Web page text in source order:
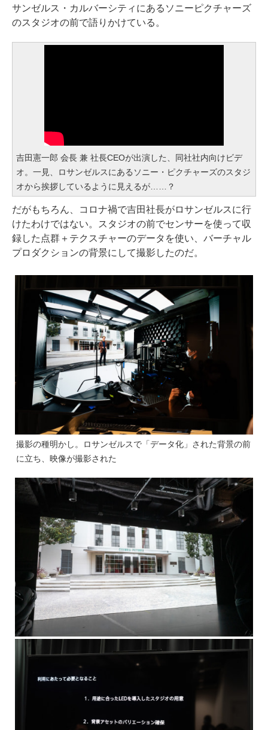
サンゼルス・カルバーシティにあるソニーピクチャーズ
のスタジオの前で語りかけている。
吉田憲一郎 会長 兼 社長CEOが出演した、同社社内向けビデ
オ。一見、ロサンゼルスにあるソニー・ピクチャーズのスタジ
オから挨拶しているように見えるが……？
だがもちろん、コロナ禍で吉田社長がロサンゼルスに行
けたわけではない。スタジオの前でセンサーを使って収
録した点群＋テクスチャーのデータを使い、バーチャル
プロダクションの背景にして撮影したのだ。
撮影の種明かし。ロサンゼルスで「データ化」された背景の前
に立ち、映像が撮影された